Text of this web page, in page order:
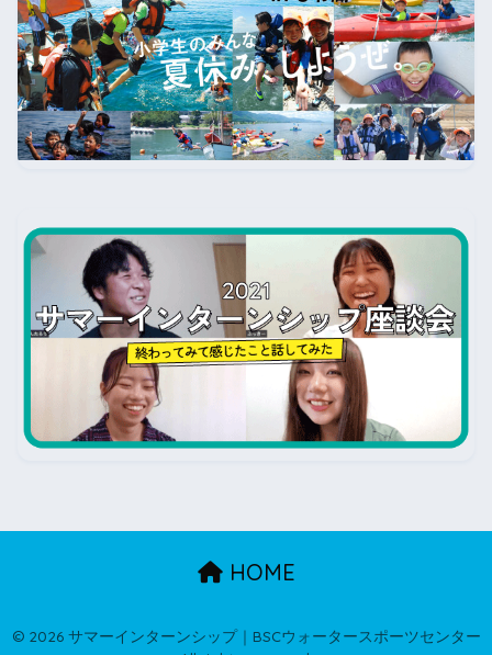
HOME
© 2026 サマーインターンシップ｜BSCウォータースポーツセンター